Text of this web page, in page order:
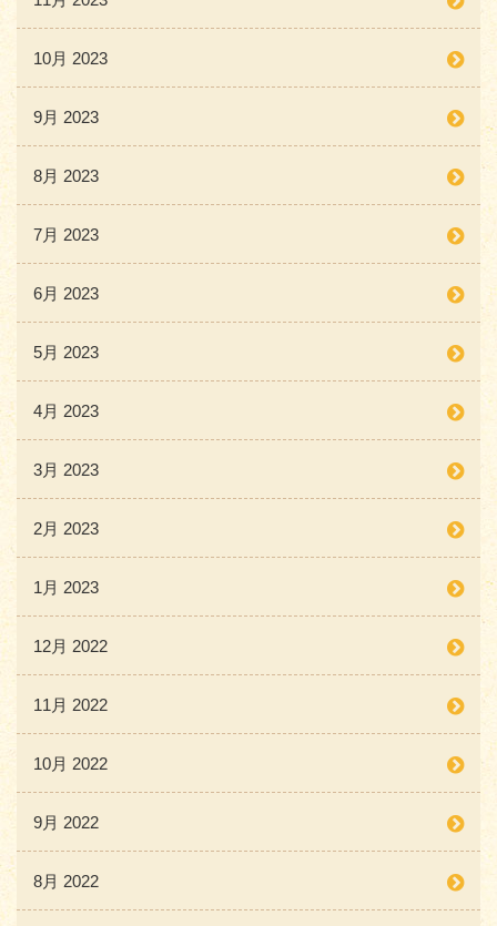
10月 2023
9月 2023
8月 2023
7月 2023
6月 2023
5月 2023
4月 2023
3月 2023
2月 2023
1月 2023
12月 2022
11月 2022
10月 2022
9月 2022
8月 2022